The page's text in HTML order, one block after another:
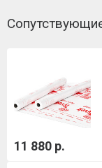
11 880 р.